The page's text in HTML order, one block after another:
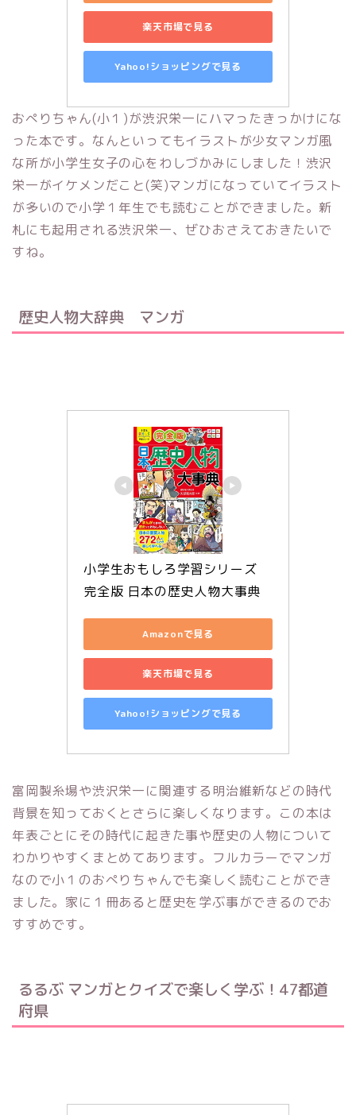
楽天市場で見る
Yahoo!ショッピングで見る
おぺりちゃん(小１)が渋沢栄一にハマったきっかけにな
った本です。なんといってもイラストが少女マンガ風
な所が小学生女子の心をわしづかみにしました！渋沢
栄一がイケメンだこと(笑)マンガになっていてイラスト
が多いので小学１年生でも読むことができました。新
札にも起用される渋沢栄一、ぜひおさえておきたいで
すね。
歴史人物大辞典 マンガ
小学生おもしろ学習シリーズ
完全版 日本の歴史人物大事典
Amazonで見る
楽天市場で見る
Yahoo!ショッピングで見る
富岡製糸場や渋沢栄一に関連する明治維新などの時代
背景を知っておくとさらに楽しくなります。この本は
年表ごとにその時代に起きた事や歴史の人物について
わかりやすくまとめてあります。フルカラーでマンガ
なので小１のおぺりちゃんでも楽しく読むことができ
ました。家に１冊あると歴史を学ぶ事ができるのでお
すすめです。
るるぶ マンガとクイズで楽しく学ぶ！47都道
府県